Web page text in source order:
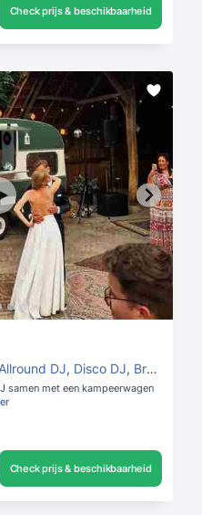
Check prijs & beschikbaarheid
Allround DJ, Disco DJ, Bruiloft DJ
samen met een kampeerwagen
Check prijs & beschikbaarheid